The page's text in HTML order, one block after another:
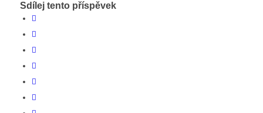
Sdílej tento příspěvek